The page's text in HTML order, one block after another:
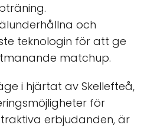
och
teknologin för att ge
matchup.
i hjärtat av Skellefteå,
för
erbjudanden, är